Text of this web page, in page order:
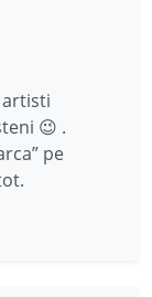
😉 .
pe